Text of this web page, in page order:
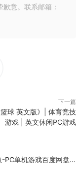
意。联系邮箱：
下一篇
篮球 英文版》| 体育竞技
游戏 | 英文休闲PC游戏
PC单机游戏百度网盘